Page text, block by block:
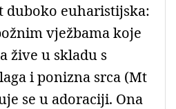
duboko euharistijska:
vježbama koje
žive u skladu s
i ponizna srca (Mt
se u adoraciji. Ona